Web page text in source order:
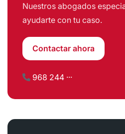
Nuestros abogados
ayudarte con tu caso.
Contactar ahora
968 244 ···